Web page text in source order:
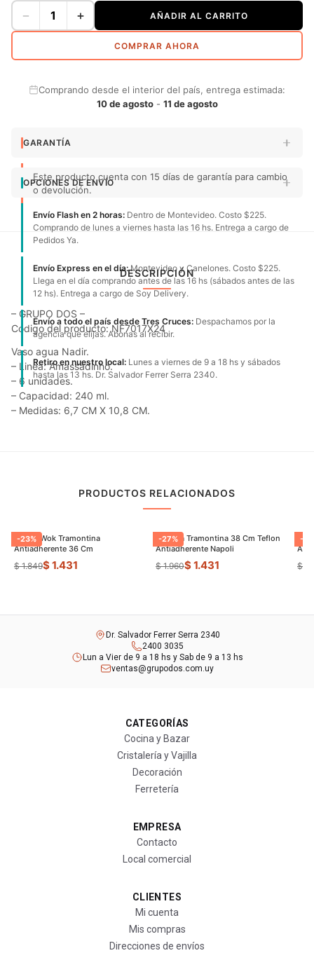
− + AÑADIR AL CARRITO
COMPRAR AHORA
Comprando desde el interior del país, entrega estimada:
10 de agosto- 11 de agosto
GARANTÍA
Este producto cuenta con 15 días de garantía para cambio
o devolución.
OPCIONES DE ENVÍO
Envío Flash en 2 horas: Dentro de Montevideo. Costo $225.
Comprando de lunes a viernes hasta las 16 hs. Entrega a cargo de
Pedidos Ya.
Envío Express en el día:Montevideo y Canelones. Costo $225.
Llega en el día comprando antes de las 16 hs (sábados antes de las
12 hs). Entrega a cargo de Soy Delivery.
Envío a todo el país desde Tres Cruces: Despachamos por la
agencia que elijas. Abonas al recibir.
Retiro en nuestro local: Lunes a viernes de 9 a 18 hs y sábados
hasta las 13 hs. Dr. Salvador Ferrer Serra 2340.
DESCRIPCIÓN
– GRUPO DOS –
Código del producto: NF7017X24
Vaso agua Nadir.
– Linea: Amassadinho.
– 6 unidades.
– Capacidad: 240 ml.
– Medidas: 6,7 CM X 10,8 CM.
PRODUCTOS RELACIONADOS
-23%
Sarten Wok Tramontina
Antiadherente 36 Cm
$ 1.849$ 1.431
-27%
Paellera Tramontina 38 Cm Teflon
Antiadherente Napoli
$ 1.960$ 1.431
-
$
Dr. Salvador Ferrer Serra 2340
2400 3035
Lun a Vier de 9 a 18 hs y Sab de 9 a 13 hs
ventas@grupodos.com.uy
CATEGORÍAS
Cocina y Bazar
Cristalería y Vajilla
Decoración
Ferretería
EMPRESA
Contacto
Local comercial
CLIENTES
Mi cuenta
Mis compras
Direcciones de envíos